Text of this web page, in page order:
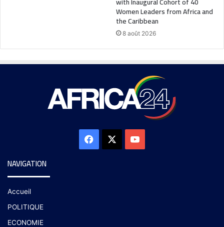
Women Leaders from Africa and
the Caribbean
8 août 2026
NAVIGATION
Accueil
POLITIQUE
ECONOMIE